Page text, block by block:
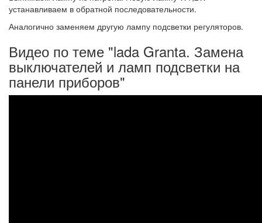
устанавливаем в обратной последовательности.
Аналогично заменяем другую лампу подсветки регуляторов.
Видео по теме "lada Granta. Замена
выключателей и ламп подсветки на
панели приборов"